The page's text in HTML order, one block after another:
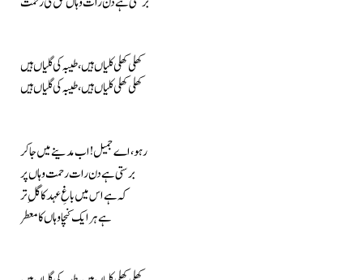
کھلی کھلی کلیاں ہیں، طیبہ کی گلیاں ہیں
کھلی کھلی کلیاں ہیں، طیبہ کی گلیاں ہیں
رہو، اے جمیل! اب مدینے میں جا کر
برستی ہے دن رات رحمت وہاں پر
کہ ہے اس میں باغِ عہد کا گلِ تر
ہے ہر ایک کنچا وہاں کا معطر